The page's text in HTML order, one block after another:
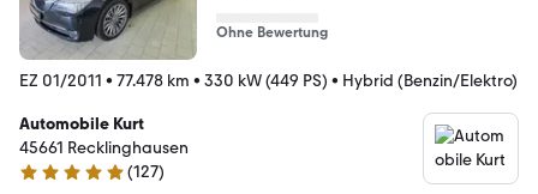
Ohne Bewertung
EZ 01/2011 • 77.478 km • 330 kW (449 PS) • Hybrid (Benzin/Elektro)
Automobile Kurt
45661 Recklinghausen
4.8 Sterne
(127)